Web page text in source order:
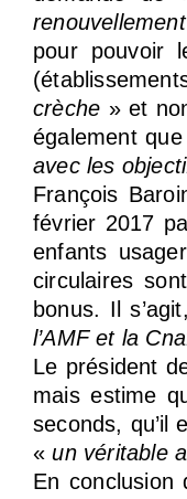
pour pouvoir
crèche » et
également
avec les
François
février 2017
enfants
circulaires
bonus. Il
l’AMF et la
Le président
mais estime
seconds, qu’il
«un véritable
En conclusion